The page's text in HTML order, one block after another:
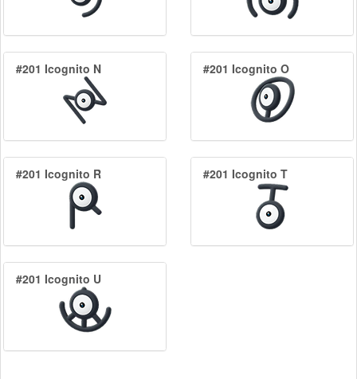
#201 Icognito N #201 Icognito O
#201 Icognito R #201 Icognito T
#201 Icognito U